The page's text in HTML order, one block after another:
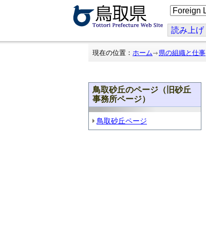
こ
の
ジ
を
翻
読み上げ
現在の位置： ホーム 県の組織と仕事
鳥取砂丘のページ（旧砂丘
事務所ページ）
鳥取砂丘ページ